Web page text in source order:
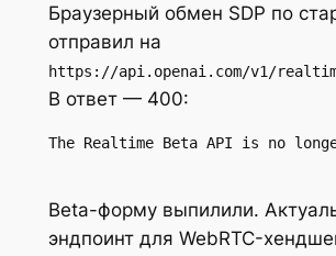
Браузерный обмен SDP по
отправил на
https://api.openai.com/v1/
В ответ — 400:
The Realtime Beta API is no
Beta-форму выпилили.
эндпоинт для WebRTC-